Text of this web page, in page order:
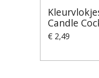
Candle
€ 2,49